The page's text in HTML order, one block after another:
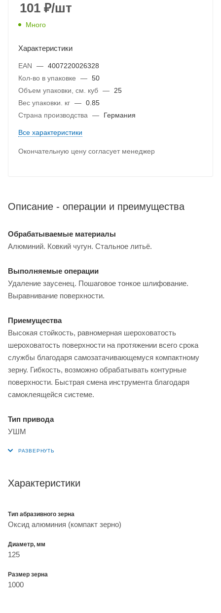
101 ₽/шт
Много
Характеристики
EAN — 4007220026328
Кол-во в упаковке
— 50
Объем упаковки, см. куб —
25
Вес упаковки. кг — 0.85
Страна производства
— Германия
Все характеристики
Окончательную цену согласует менеджер
Описание - операции и преимущества
Обрабатываемые материалы
Алюминий. Ковкий чугун. Стальное литьё.
Выполняемые операции
Удаление заусенец. Пошаговое тонкое шлифование.
Выравнивание поверхности.
Приемущества
Высокая стойкость, равномерная шероховатость
шероховатость поверхности на протяжении всего срока
службы благодаря самозатачивающемуся компактному
зерну. Гибкость, возможно обрабатывать контурные
поверхности. Быстрая смена инструмента благодаря
самоклеящейся системе.
Тип привода
УШМ
Характеристики
Тип абразивного зерна
Оксид алюминия (компакт зерно)
Диаметр, мм
125
Размер зерна
1000